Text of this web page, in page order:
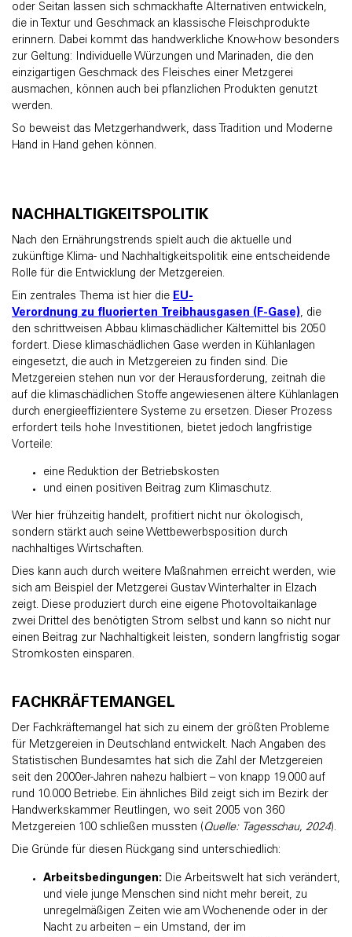
oder Seitan lassen sich schmackhafte Alternativen entwickeln,
die in Textur und Geschmack an klassische Fleischprodukte
erinnern. Dabei kommt das handwerkliche Know-how besonders
zur Geltung: Individuelle Würzungen und Marinaden, die den
einzigartigen Geschmack des Fleisches einer Metzgerei
ausmachen, können auch bei pflanzlichen Produkten genutzt
werden.
So beweist das Metzgerhandwerk, dass Tradition und Moderne
Hand in Hand gehen können.
NACHHALTIGKEITSPOLITIK
Nach den Ernährungstrends spielt auch die aktuelle und
zukünftige Klima- und Nachhaltigkeitspolitik eine entscheidende
Rolle für die Entwicklung der Metzgereien.
Ein zentrales Thema ist hier die EU-
Verordnung zu fluorierten Treibhausgasen (F-Gase), die
den schrittweisen Abbau klimaschädlicher Kältemittel bis 2050
fordert. Diese klimaschädlichen Gase werden in Kühlanlagen
eingesetzt, die auch in Metzgereien zu finden sind. Die
Metzgereien stehen nun vor der Herausforderung, zeitnah die
auf die klimaschädlichen Stoffe angewiesenen ältere Kühlanlagen
durch energieeffizientere Systeme zu ersetzen. Dieser Prozess
erfordert teils hohe Investitionen, bietet jedoch langfristige
Vorteile:
eine Reduktion der Betriebskosten
und einen positiven Beitrag zum Klimaschutz.
Wer hier frühzeitig handelt, profitiert nicht nur ökologisch,
sondern stärkt auch seine Wettbewerbsposition durch
nachhaltiges Wirtschaften.
Dies kann auch durch weitere Maßnahmen erreicht werden, wie
sich am Beispiel der Metzgerei Gustav Winterhalter in Elzach
zeigt. Diese produziert durch eine eigene Photovoltaikanlage
zwei Drittel des benötigten Strom selbst und kann so nicht nur
einen Beitrag zur Nachhaltigkeit leisten, sondern langfristig sogar
Stromkosten einsparen.
FACHKRÄFTEMANGEL
Der Fachkräftemangel hat sich zu einem der größten Probleme
für Metzgereien in Deutschland entwickelt. Nach Angaben des
Statistischen Bundesamtes hat sich die Zahl der Metzgereien
seit den 2000er-Jahren nahezu halbiert – von knapp 19.000 auf
rund 10.000 Betriebe. Ein ähnliches Bild zeigt sich im Bezirk der
Handwerkskammer Reutlingen, wo seit 2005 von 360
Metzgereien 100 schließen mussten ( Quelle: Tagesschau, 2024).
Die Gründe für diesen Rückgang sind unterschiedlich:
Arbeitsbedingungen: Die Arbeitswelt hat sich verändert,
und viele junge Menschen sind nicht mehr bereit, zu
unregelmäßigen Zeiten wie am Wochenende oder in der
Nacht zu arbeiten – ein Umstand, der im